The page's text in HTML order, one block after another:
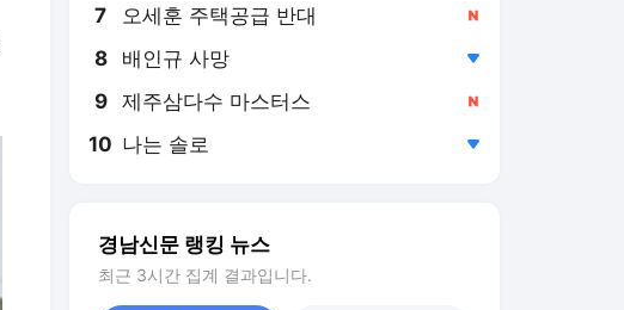
7 오세훈 주택공급 반대
8 배인규 사망
9 제주삼다수 마스터스
10 나는 솔로
경남신문 랭킹 뉴스
최근 3시간 집계 결과입니다.